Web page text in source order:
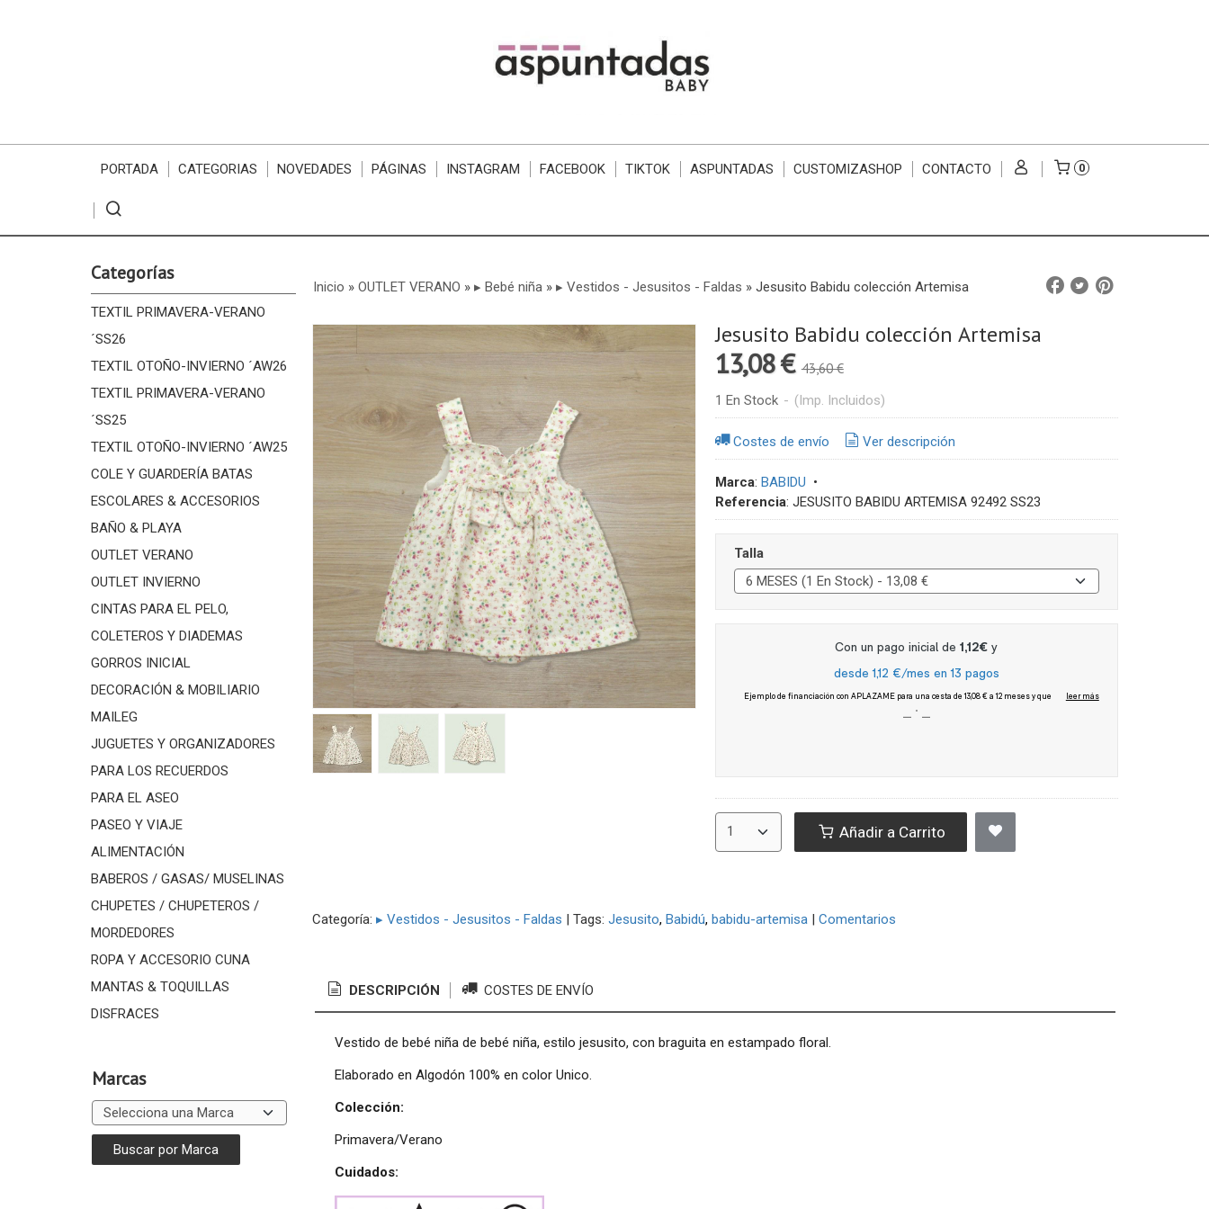
PORTADA CATEGORIAS NOVEDADES PÁGINAS INSTAGRAM FACEBOOK TIKTOK ASPUNTADAS CUSTOMIZASHOP CONTACTO 0
Categorías
TEXTIL PRIMAVERA-VERANO
´SS26
TEXTIL OTOÑO-INVIERNO ´AW26
TEXTIL PRIMAVERA-VERANO
´SS25
TEXTIL OTOÑO-INVIERNO ´AW25
COLE Y GUARDERÍA BATAS
ESCOLARES & ACCESORIOS
BAÑO & PLAYA
OUTLET VERANO
OUTLET INVIERNO
CINTAS PARA EL PELO,
COLETEROS Y DIADEMAS
GORROS INICIAL
DECORACIÓN & MOBILIARIO
MAILEG
JUGUETES Y ORGANIZADORES
PARA LOS RECUERDOS
PARA EL ASEO
PASEO Y VIAJE
ALIMENTACIÓN
BABEROS / GASAS/ MUSELINAS
CHUPETES / CHUPETEROS /
MORDEDORES
ROPA Y ACCESORIO CUNA
MANTAS & TOQUILLAS
DISFRACES
Marcas
Inicio » OUTLET VERANO » ▸ Bebé niña» ▸ Vestidos - Jesusitos - Faldas » Jesusito Babidu colección Artemisa
Jesusito Babidu colección Artemisa
13,08 € 43,60 €
1 En Stock - (Imp. Incluidos)
Costes de envío Ver descripción
Marca: BABIDU •
Referencia: JESUSITO BABIDU ARTEMISA 92492 SS23
Talla
Añadir a Carrito
Categoría: ▸ Vestidos - Jesusitos - Faldas | Tags: Jesusito Babidú babidu-artemisa | Comentarios
DESCRIPCIÓN COSTES DE ENVÍO
Vestido de bebé niña de bebé niña, estilo jesusito, con braguita en estampado floral.
Elaborado en Algodón 100% en color Unico.
Colección:
Primavera/Verano
Cuidados: